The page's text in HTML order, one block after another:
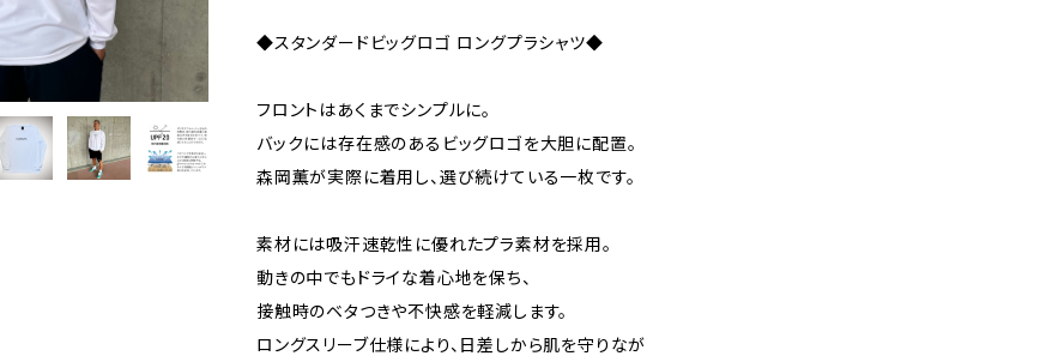
◆スタンダードビッグロゴ ロングプラシャツ◆
フロントはあくまでシンプルに。
バックには存在感のあるビッグロゴを大胆に配置。
森岡薫が実際に着用し、選び続けている一枚です。
素材には吸汗速乾性に優れたプラ素材を採用。
動きの中でもドライな着心地を保ち、
接触時のベタつきや不快感を軽減します。
ロングスリーブ仕様により、日差しから肌を守りなが